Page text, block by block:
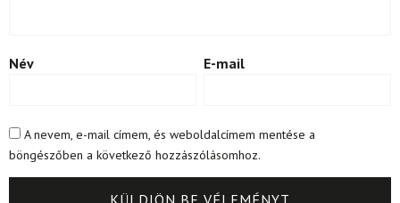
Név E-mail
A nevem, e-mail címem, és weboldalcímem mentése a
böngészőben a következő hozzászólásomhoz.